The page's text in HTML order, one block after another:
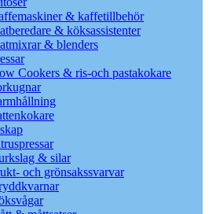
& kaffetillbehör
& köksassistenter
& blenders
Cookers & ris-och pastakokare
& silar
och grönsakssvarvar